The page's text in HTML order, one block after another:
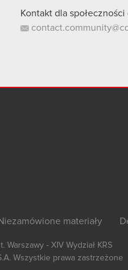
Kontakt dla społeczności
materiały
Warszawy - XIV Wydział KRS
Wszystkie prawa zastrzeżone